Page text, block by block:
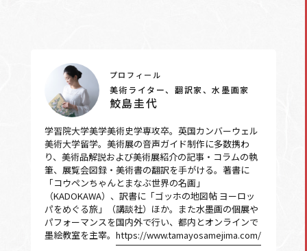
プロフィール
美術ライター、翻訳家、水墨画家
鮫島圭代
学習院大学美学美術史学専攻卒。英国カンバーウェル
美術大学留学。美術展の音声ガイド制作に多数携わ
り、美術品解説および美術展紹介の記事・コラムの執
筆、展覧会図録・美術書の翻訳を手がける。著書に
「コウペンちゃんとまなぶ世界の名画」
（KADOKAWA）、訳書に「ゴッホの地図帖 ヨーロッ
パをめぐる旅」（講談社）ほか。また水墨画の個展や
パフォーマンスを国内外で行い、都内とオンラインで
墨絵教室を主宰。 https://www.tamayosamejima.com/